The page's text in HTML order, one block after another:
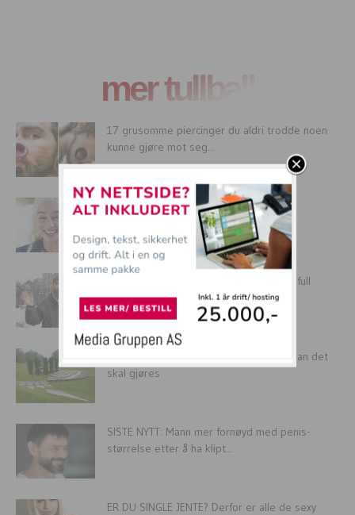
mer tullball
17 grusomme piercinger du aldri trodde noen
kunne gjøre mot seg...
Game of Thrones – Det hender det går
Rasistisk taxisjåfør nektet å kjøre hjem full
danske med findlandshette
28 gøye hageidéer – Vi viser deg hvordan det
skal gjøres
SISTE NYTT: Mann mer fornøyd med penis-
størrelse etter å ha klipt...
ER DU SINGLE JENTE? Derfor er alle de sexy